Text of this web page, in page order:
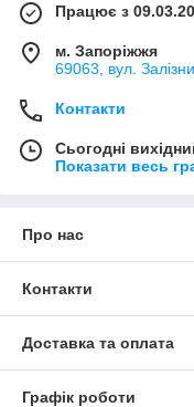
Працює з
м. Запоріжжя
69063, вул.
Контакти
Сьогодні
Показати весь
Про нас
Контакти
Доставка та оплата
Графік роботи